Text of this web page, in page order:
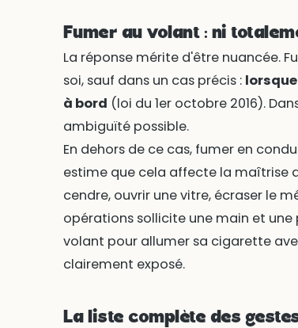
Fumer au volant : ni
La réponse mérite d'être nuancée.
soi, sauf dans un cas précis :
à bord (loi du 1er octobre 2016).
ambiguïté possible.
En dehors de ce cas, fumer en
estime que cela affecte la maîtrise
cendre, ouvrir une vitre, écraser le
opérations sollicite une main et
volant pour allumer sa cigarette
clairement exposé.
La liste complète des